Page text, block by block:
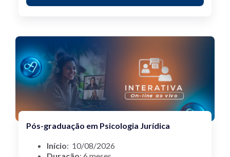
Pós-graduação em Psicologia Jurídica
Início: 10/08/2026